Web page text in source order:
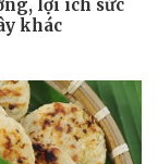
lợi ích sức
khác